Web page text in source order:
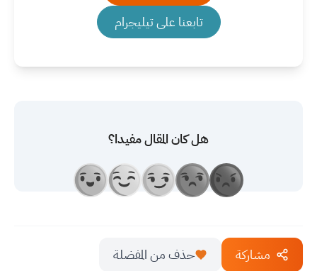
تابعنا على تيليجرام
هل كان المقال مفيدا؟
مشاركة حذف من المفضلة